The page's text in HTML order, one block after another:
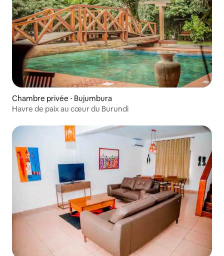
Chambre privée ⋅ Bujumbura
Havre de paix au cœur du Burundi